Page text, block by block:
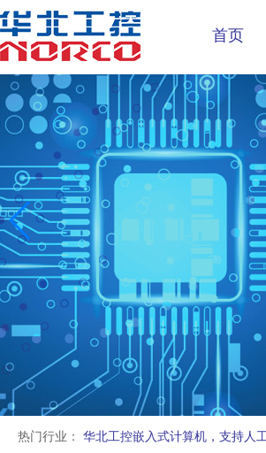
首页
热门行业： 华北工控嵌入式计算机，支持人